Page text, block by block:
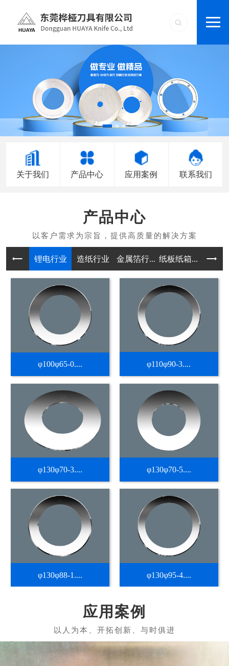
关于我们 产品中心 应用案例 联系我们
产品中心
锂电行业 造纸行业 金属箔行... 纸板纸箱... 不干
φ100φ65-0.... φ110φ90-3....
φ130φ70-3.... φ130φ70-5....
φ130φ88-1.... φ130φ95-4....
应用案例